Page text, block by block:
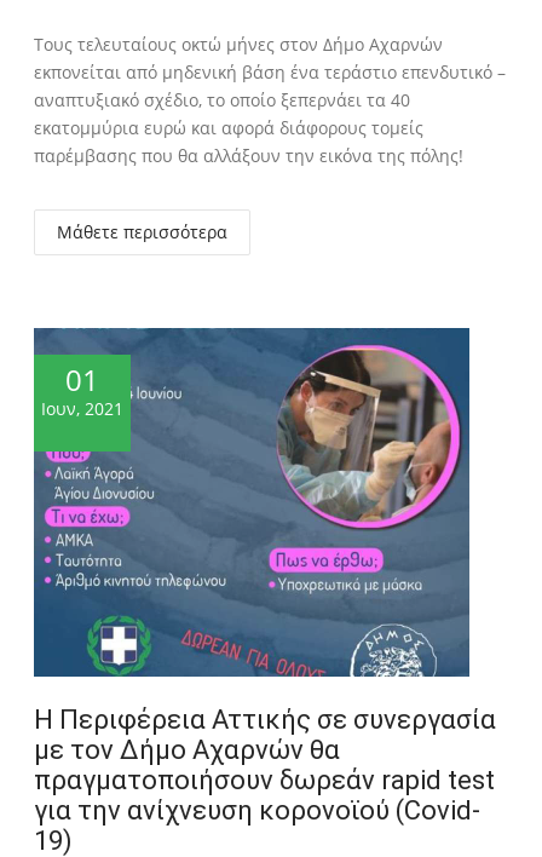
Τους τελευταίους οκτώ μήνες στον Δήμο Αχαρνών
εκπονείται από μηδενική βάση ένα τεράστιο επενδυτικό –
αναπτυξιακό σχέδιο, το οποίο ξεπερνάει τα 40
εκατομμύρια ευρώ και αφορά διάφορους τομείς
παρέμβασης που θα αλλάξουν την εικόνα της πόλης!
Μάθετε περισσότερα
01
Ιουν, 2021
Η Περιφέρεια Αττικής σε συνεργασία
με τον Δήμο Αχαρνών θα
πραγματοποιήσουν δωρεάν rapid test
για την ανίχνευση κορονοϊού (Covid-
19)